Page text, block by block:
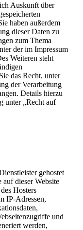
Auskunft über
haben außerdem
dieser Daten zu
zum Thema
der im Impressum
Weiteren steht
das Recht, unter
der Verarbeitung
Details hierzu
unter „Recht auf
gehostet
auf dieser Website
Hosters
IP-Adressen,
und
werden,